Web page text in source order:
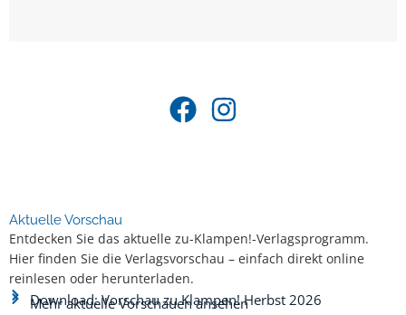
Aktuelle Vorschau
Entdecken Sie das aktuelle zu-Klampen!-Verlagsprogramm.
Hier finden Sie die Verlagsvorschau – einfach direkt online
reinlesen oder herunterladen.
Download: Vorschau zu Klampen! Herbst 2026
Mehr aktuelle Vorschauen ansehen